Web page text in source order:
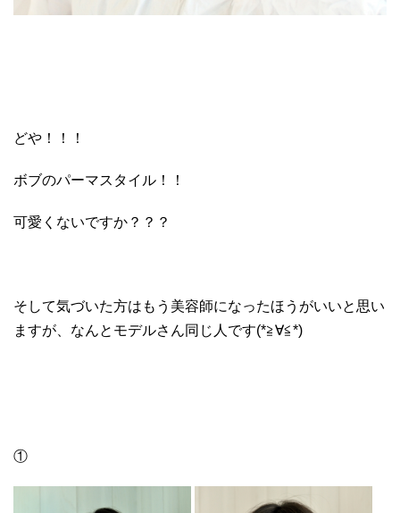
どや！！！
ボブのパーマスタイル！！
可愛くないですか？？？
そして気づいた方はもう美容師になったほうがいいと思い
ますが、なんとモデルさん同じ人です(*≧∀≦*)
①